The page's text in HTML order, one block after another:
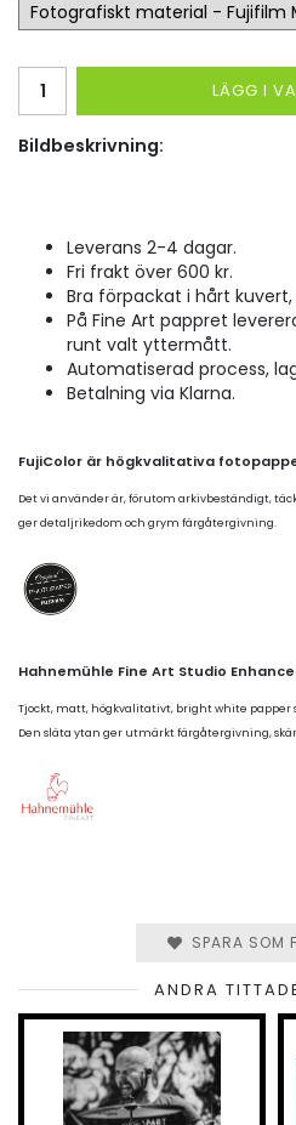
LÄGG I
Bildbeskrivning:
Leverans 2-4 dagar.
Fri frakt över 600 kr.
Bra förpackat i hårt
På Fine Art pappret
runt valt yttermått.
Automatiserad process,
Betalning via Klarna.
FujiColor är högkvalitativa
Det vi använder är, förutom arkivbeständigt,
ger detaljrikedom och grym färgåtergivning.
Hahnemühle Fine Art Studio
Tjockt, matt, högkvalitativt, bright white papper
Den släta ytan ger utmärkt färgåtergivning,
SPARA SOM
ANDRA